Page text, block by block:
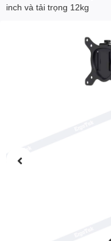
inch và tải trọng 12kg